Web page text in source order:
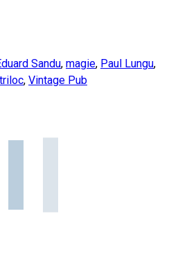
Sandu, magie, Paul Lungu,
, Vintage Pub